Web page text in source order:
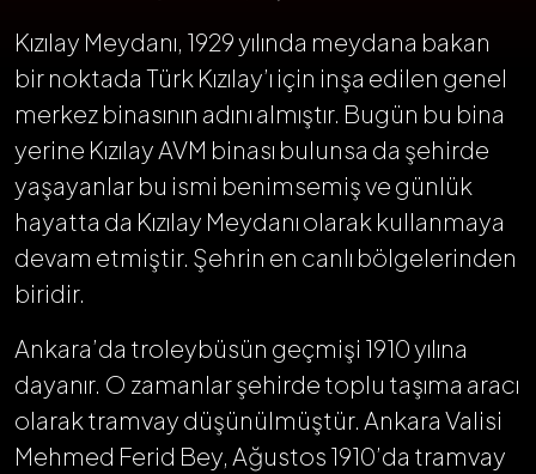
Kızılay Meydanı, 1929 yılında meydana bakan
bir noktada Türk Kızılay’ı için inşa edilen genel
merkez binasının adını almıştır. Bugün bu bina
yerine Kızılay AVM binası bulunsa da şehirde
yaşayanlar bu ismi benimsemiş ve günlük
hayatta da Kızılay Meydanı olarak kullanmaya
devam etmiştir. Şehrin en canlı bölgelerinden
biridir.
Ankara’da troleybüsün geçmişi 1910 yılına
dayanır. O zamanlar şehirde toplu taşıma aracı
olarak tramvay düşünülmüştür. Ankara Valisi
Mehmed Ferid Bey, Ağustos 1910’da tramvay